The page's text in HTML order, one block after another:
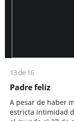
13 de 16
Padre feliz
A pesar de haber
estricta intimidad